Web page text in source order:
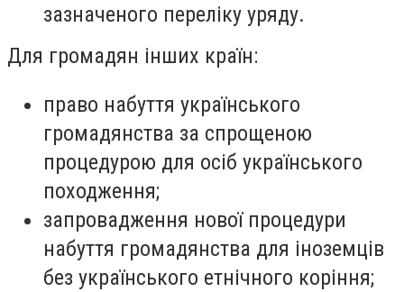
зазначеного переліку уряду.
Для громадян інших країн:
право набуття українського
громадянства за спрощеною
процедурою для осіб українського
походження;
запровадження нової процедури
набуття громадянства для іноземців
без українського етнічного коріння;